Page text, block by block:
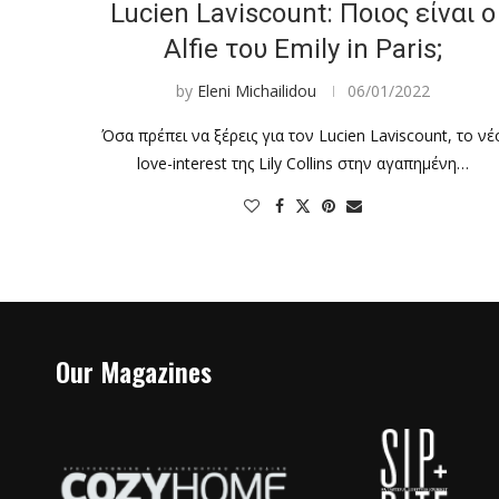
Lucien Laviscount: Ποιος είναι ο
Alfie του Emily in Paris;
by Eleni Michailidou 06/01/2022
Όσα πρέπει να ξέρεις για τον Lucien Laviscount, το
love-interest της Lily Collins στην αγαπημένη…
Our Magazines